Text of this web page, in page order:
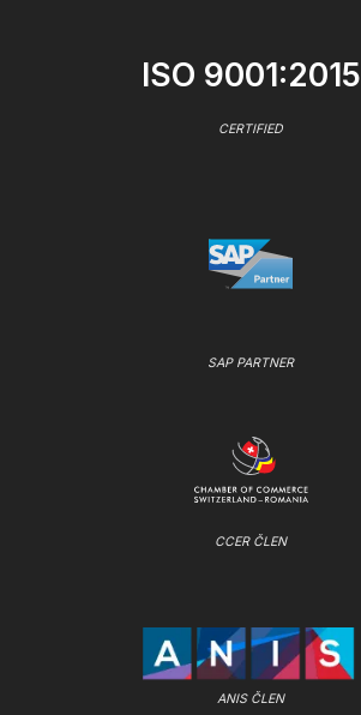
ISO 9001:2015
CERTIFIED
SAP PARTNER
CCER ČLEN
ANIS ČLEN